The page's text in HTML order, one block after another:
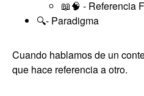
📖🧠 - Referencia
🔍️- Paradigma
Cuando hablamos de un
que hace referencia a otro.